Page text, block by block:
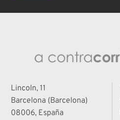
Lincoln, 11
Barcelona (Barcelona)
08006, España